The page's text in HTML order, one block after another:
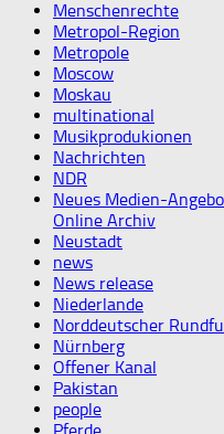
Menschenrechte
Metropol-Region
Metropole
Moscow
Moskau
multinational
Musikprodukionen
Nachrichten
NDR
Neues Medien-
Online Archiv
Neustadt
news
News release
Niederlande
Norddeutscher
Nürnberg
Offener Kanal
Pakistan
people